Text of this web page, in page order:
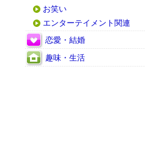
お笑い
エンターテイメント関連
恋愛・結婚
趣味・生活